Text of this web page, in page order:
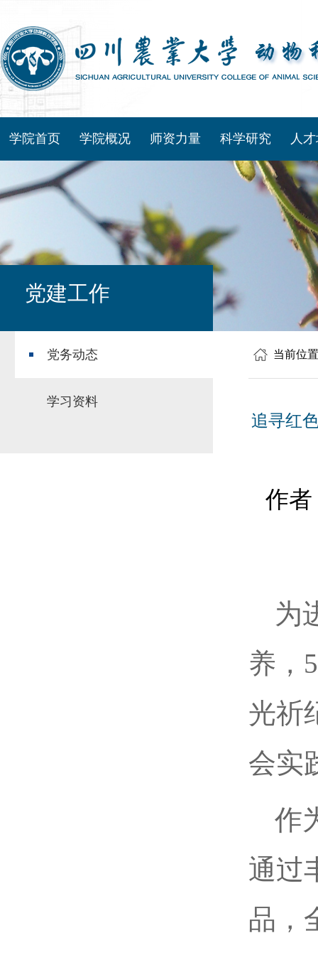
学院首页 学院概况 师资力量 科学研究 人
党建工作
党务动态
学习资料
当前位
追寻红
作者
为
养，
光祈
会实
作
通过
品，